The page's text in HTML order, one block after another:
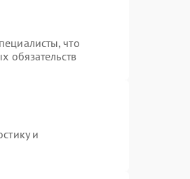
что
обязательств
и